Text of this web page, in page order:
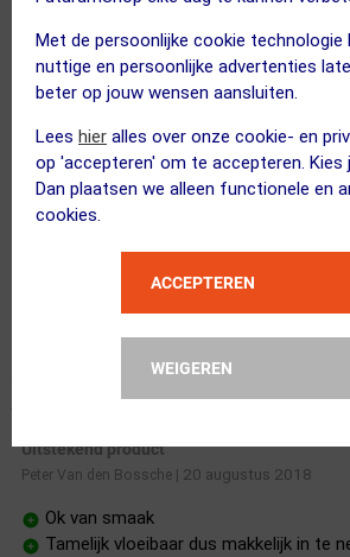
Met de persoonlijke cookie technologie
nuttige en persoonlijke advertenties
beter op jouw wensen aansluiten.
Lees hier alles over onze cookie- en
op 'accepteren' om te accepteren. Kies
Dan plaatsen we alleen functionele en
cookies.
ACCEPTEREN
WEIGEREN
Doet wat het moet doen!
Hetty F |14 februari 2021
Smaak
Hoeveelheid
Energie
Vloeibaar
Door de gel met water te verdunnen heb
is voor mij een pluspunt.
Uitstekend product
Peter Van den Bossche| 20 augustus 2018
Ok van smaak
Tamelijk vloeibaar dus makkelijk in te